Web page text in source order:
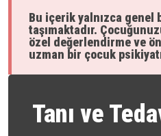
Tanı ve
Bu içerik yalnızca genel
taşımaktadır.
özel değerlendirme ve
uzman bir çocuk